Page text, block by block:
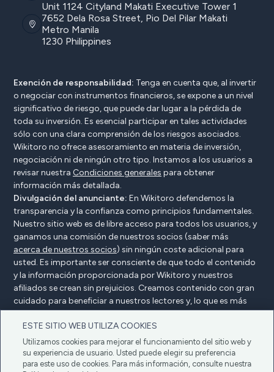
ESTE SITIO WEB UTILIZA COOKIES
Utilizamos cookies para mejorar el funcionamiento del sitio web y
su experiencia de usuario. Usted puede elegir su preferencia
para este uso de cookies. Para más información, consulte nuestra
Unit 1124 Cityland Makati Executive Tower 1
7652 Dela Rosa Street, Pio Del Pilar Makati
Metro Manila
1230 Philippines
Exención de responsabilidad: Tenga en cuenta que, al invertir
o negociar con instrumentos financieros, se expone a un nivel
significativo de riesgo, que puede dar lugar a la pérdida de
toda su inversión. Es esencial participar en tales actividades
sólo con una clara comprensión de los riesgos asociados.
Wikitoro no ofrece asesoramiento en materia de inversión,
negociación ni de ningún otro tipo. Instamos a los usuarios a
revisar nuestra Condiciones generales para obtener
información más detallada.
Divulgación del anunciante: En Wikitoro defendemos la
transparencia y la confianza como principios fundamentales.
Nuestro sitio web es de libre acceso para todos los usuarios, y
ganamos una comisión de nuestros socios (saber más
acerca de nuestros socios) sin ningún coste adicional para
usted. Es importante ser consciente de que todo el contenido
y la información proporcionada por Wikitoro y nuestros
afiliados se crean sin prejuicios. Creamos contenido con gran
cuidado para beneficiar a nuestros lectores y, lo que es más
importante, no está influenciado por ningún acuerdo de
compensación con nuestros socios.